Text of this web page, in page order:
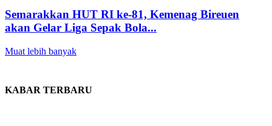
Semarakkan HUT RI ke-81, Kemenag Bireuen
akan Gelar Liga Sepak Bola...
Muat lebih banyak
KABAR TERBARU